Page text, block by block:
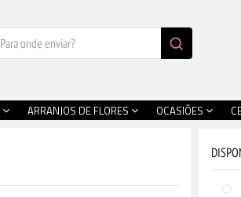
ARRANJOS DE FLORES OCASIÕES